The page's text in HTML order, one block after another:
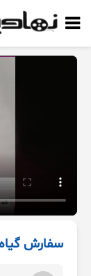
سفارش